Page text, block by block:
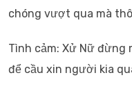
chóng vượt qua mà
Tình cảm: Xử Nữ đừng
để cầu xin người kia